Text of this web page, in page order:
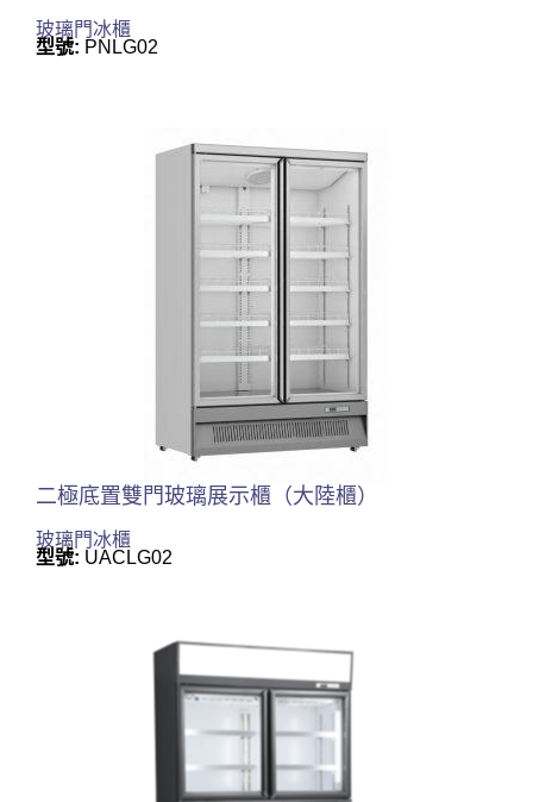
玻璃門冰櫃
型號: PNLG02
二極底置雙門玻璃展示櫃（大陸櫃）
玻璃門冰櫃
型號: UACLG02